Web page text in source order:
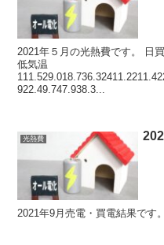
2021年５月の光熱費です。 日
低気温
922.49.747.938.3...
光熱費
2021年9月売電・買電結果です。